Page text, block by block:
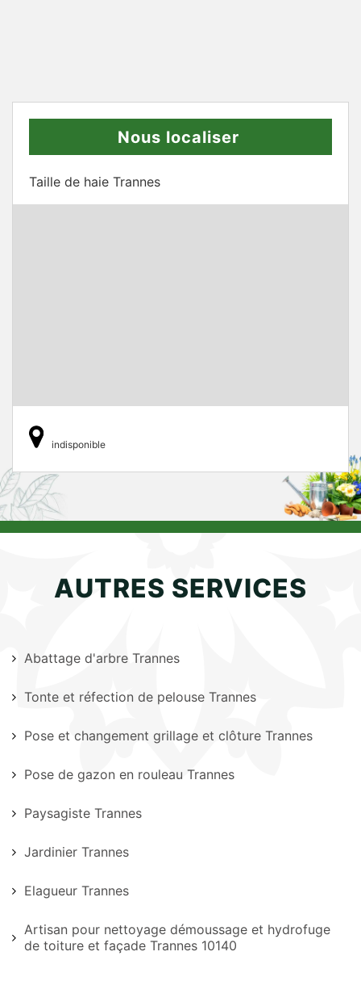
Nous localiser
Taille de haie Trannes
indisponible
AUTRES SERVICES
Abattage d'arbre Trannes
Tonte et réfection de pelouse Trannes
Pose et changement grillage et clôture Trannes
Pose de gazon en rouleau Trannes
Paysagiste Trannes
Jardinier Trannes
Elagueur Trannes
Artisan pour nettoyage démoussage et hydrofuge
de toiture et façade Trannes 10140